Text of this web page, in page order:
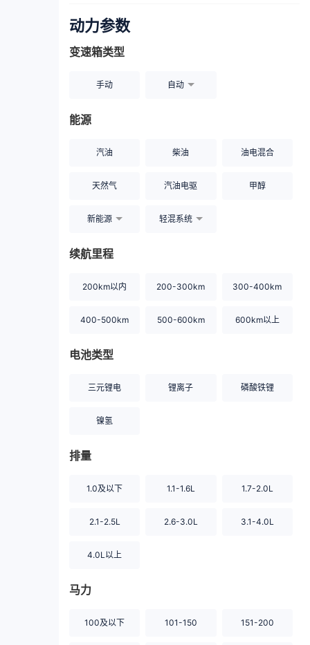
动力参数
变速箱类型
手动 自动
能源
汽油 柴油 油电混合
天然气 汽油电驱 甲醇
新能源 轻混系统
续航里程
200km以内 200-300km 300-400km
400-500km 500-600km 600km以上
电池类型
三元锂电 锂离子 磷酸铁锂
镍氢
排量
1.0及以下 1.1-1.6L 1.7-2.0L
2.1-2.5L 2.6-3.0L 3.1-4.0L
4.0L以上
马力
100及以下 101-150 151-200